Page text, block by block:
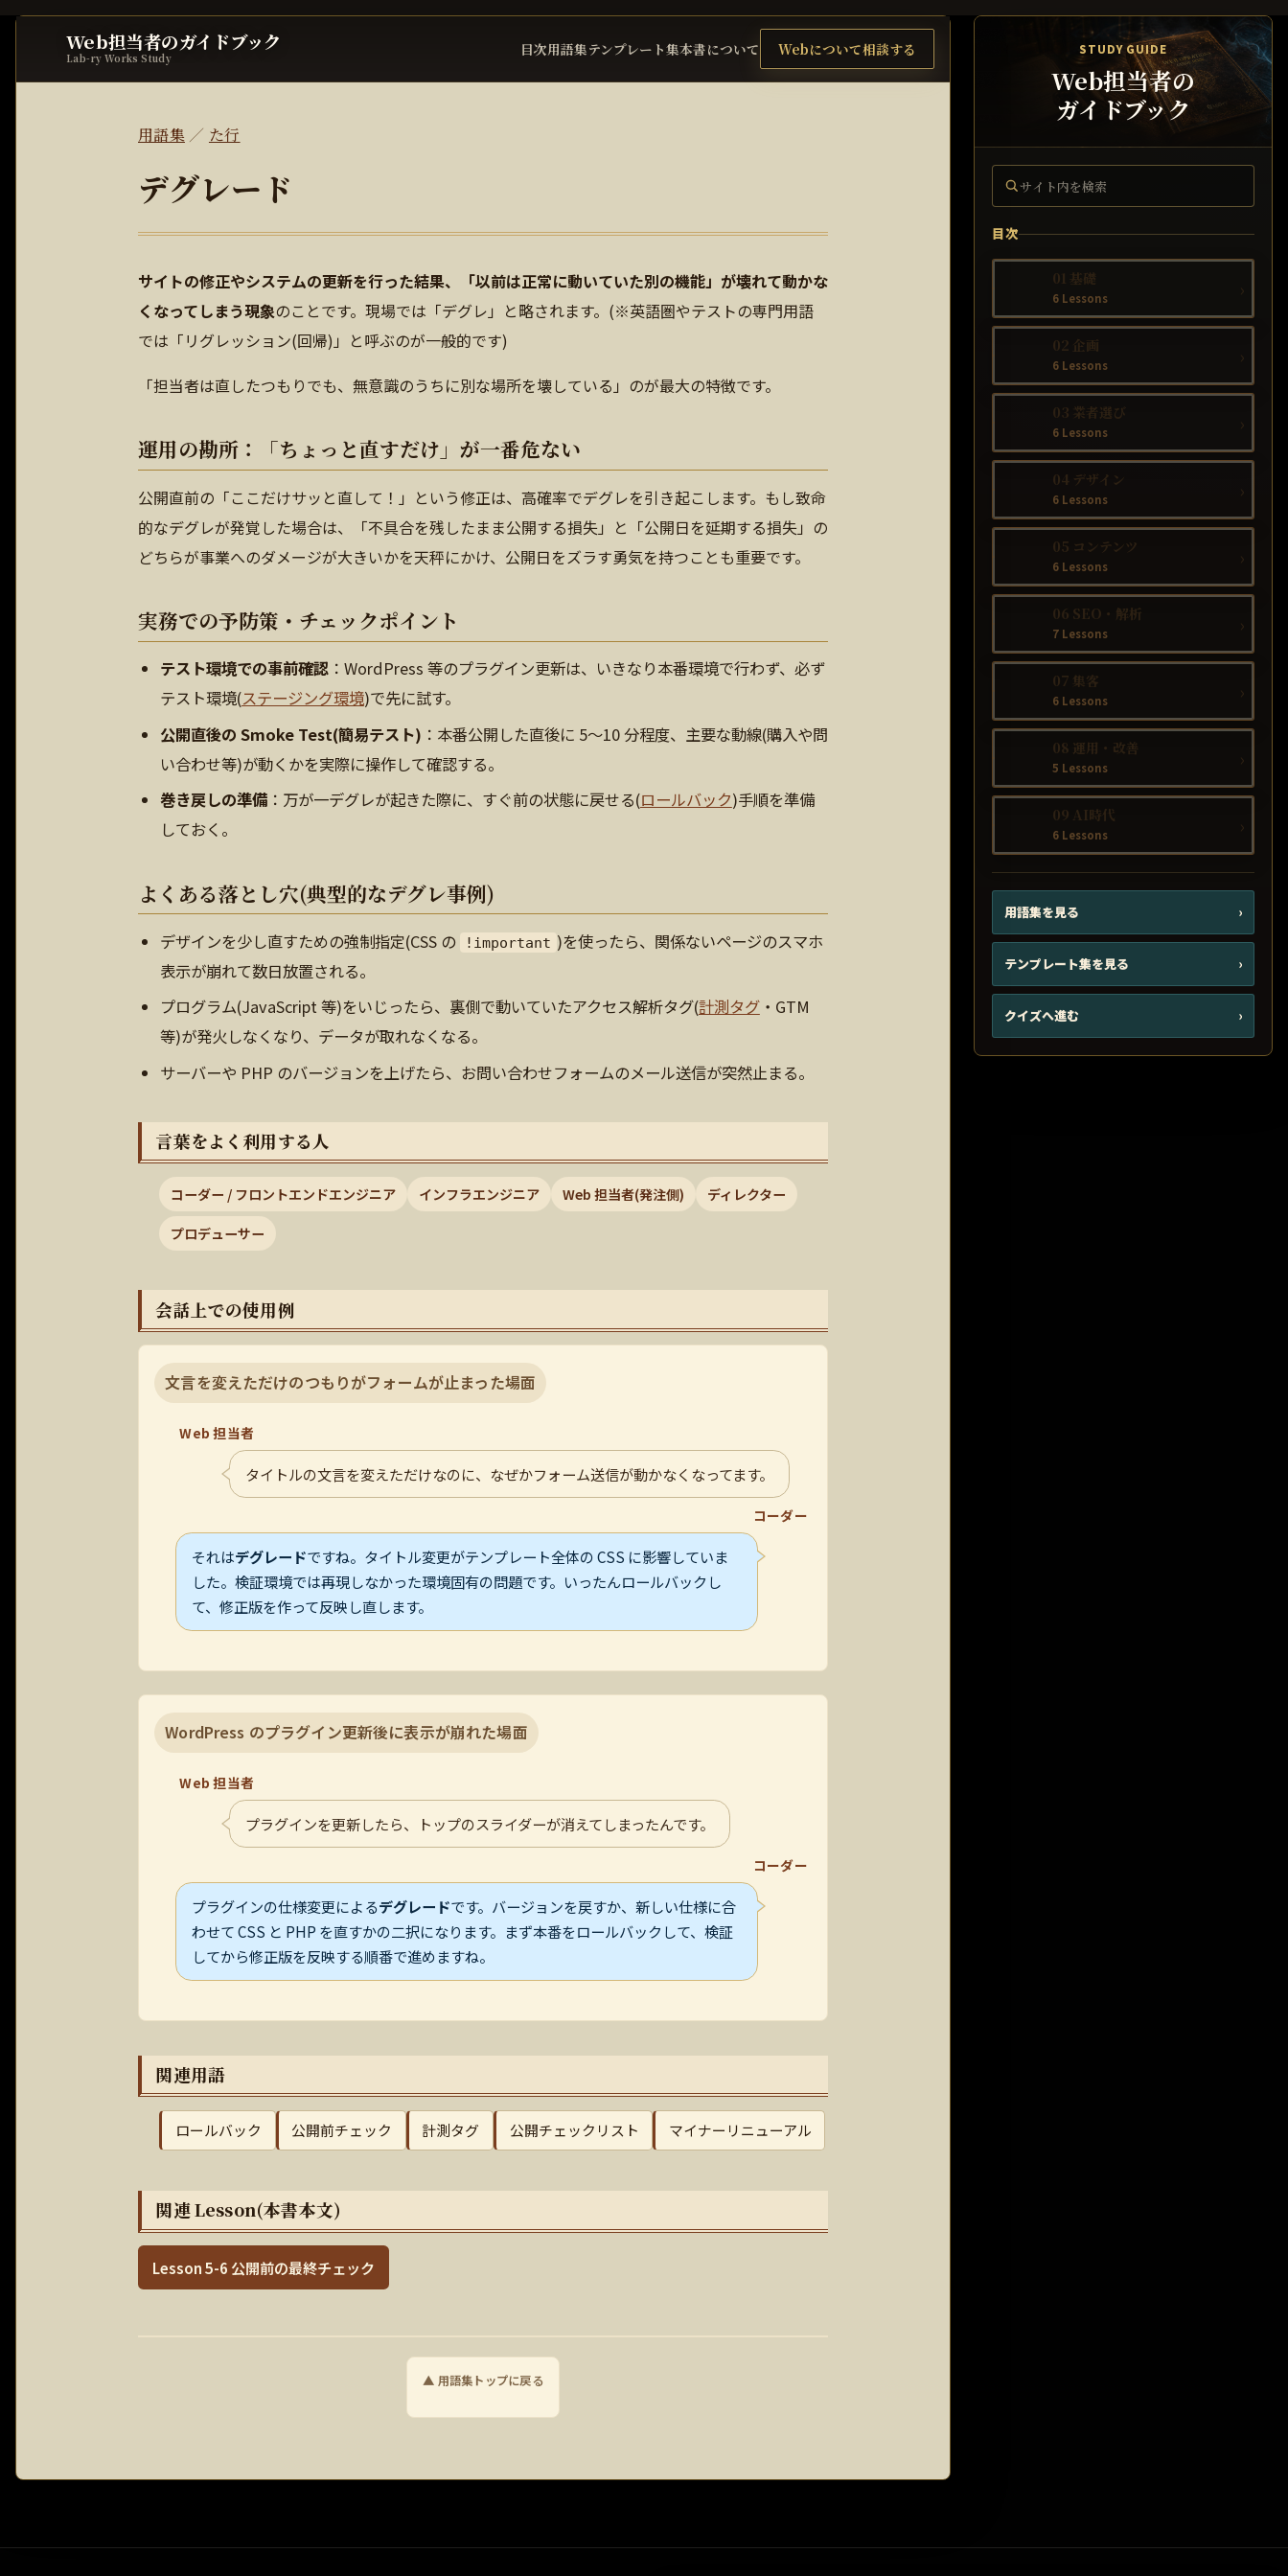
STUDY GUIDE
Web担当者の
ガイドブック
サイト内を検索
目次
01 基礎
6 Lessons ›
02 企画
6 Lessons ›
03 業者選び
6 Lessons ›
04 デザイン
6 Lessons ›
05 コンテンツ
6 Lessons ›
06 SEO・解析
7 Lessons ›
07 集客
6 Lessons ›
08 運用・改善
5 Lessons ›
09 AI時代
6 Lessons ›
用語集を見る ›
テンプレート集を見る ›
クイズへ進む ›
Web担当者のガイドブック
Lab-ry Works Study
目次用語集テンプレート集本書について Webについて相談する
用語集／ た行
デグレード
サイトの修正やシステムの更新を行った結果、「以前は正常に動いていた別の機能」が壊れて動かな
くなってしまう現象のことです。現場では「デグレ」と略されます。(※英語圏やテストの専門用語
では「リグレッション(回帰)」と呼ぶのが一般的です)
「担当者は直したつもりでも、無意識のうちに別な場所を壊している」のが最大の特徴です。
運用の勘所：「ちょっと直すだけ」が一番危ない
公開直前の「ここだけサッと直して！」という修正は、高確率でデグレを引き起こします。もし致命
的なデグレが発覚した場合は、「不具合を残したまま公開する損失」と「公開日を延期する損失」の
どちらが事業へのダメージが大きいかを天秤にかけ、公開日をズラす勇気を持つことも重要です。
実務での予防策・チェックポイント
テスト環境での事前確認：WordPress 等のプラグイン更新は、いきなり本番環境で行わず、必ず
テスト環境(ステージング環境)で先に試す。
公開直後の Smoke Test(簡易テスト) ：本番公開した直後に 5〜10 分程度、主要な動線(購入や問
い合わせ等)が動くかを実際に操作して確認する。
巻き戻しの準備：万が一デグレが起きた際に、すぐ前の状態に戻せる(ロールバック)手順を準備
しておく。
よくある落とし穴(典型的なデグレ事例)
デザインを少し直すための強制指定(CSS の !important )を使ったら、関係ないページのスマホ
表示が崩れて数日放置される。
プログラム(JavaScript 等)をいじったら、裏側で動いていたアクセス解析タグ(計測タグ・GTM
等)が発火しなくなり、データが取れなくなる。
サーバーや PHP のバージョンを上げたら、お問い合わせフォームのメール送信が突然止まる。
言葉をよく利用する人
コーダー / フロントエンドエンジニア インフラエンジニア Web 担当者(発注側) ディレクター
プロデューサー
会話上での使用例
文言を変えただけのつもりがフォームが止まった場面
Web 担当者
タイトルの文言を変えただけなのに、なぜかフォーム送信が動かなくなってます。
コーダー
それはデグレードですね。タイトル変更がテンプレート全体の CSS に影響していま
した。検証環境では再現しなかった環境固有の問題です。いったんロールバックし
て、修正版を作って反映し直します。
WordPress のプラグイン更新後に表示が崩れた場面
Web 担当者
プラグインを更新したら、トップのスライダーが消えてしまったんです。
コーダー
プラグインの仕様変更によるデグレードです。バージョンを戻すか、新しい仕様に合
わせて CSS と PHP を直すかの二択になります。まず本番をロールバックして、検証
してから修正版を反映する順番で進めますね。
関連用語
ロールバック 公開前チェック 計測タグ 公開チェックリスト マイナーリニューアル
関連 Lesson(本書本文)
Lesson 5-6 公開前の最終チェック
▲ 用語集トップに戻る